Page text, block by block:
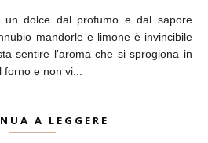
dolce dal profumo e dal sapore
mandorle e limone è invincibile
sentire l'aroma che si sprogiona in
e non vi...
A LEGGERE